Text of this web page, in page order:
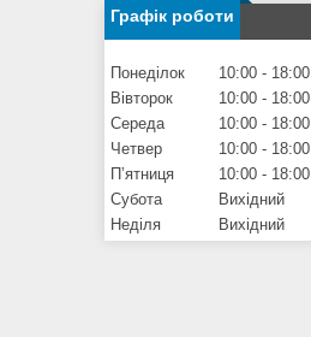
Графік роботи
Понеділок 10:00
18:00
Вівторок
10:00
18:00
Середа
10:00
18:00
Четвер
10:00
18:00
Пʼятниця
10:00
18:00
Субота
Вихідний
Неділя
Вихідний